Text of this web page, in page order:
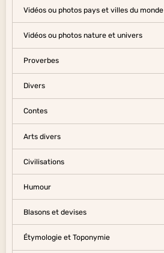
Vidéos ou photos pays et villes du monde
Vidéos ou photos nature et univers
Proverbes
Divers
Contes
Arts divers
Civilisations
Humour
Blasons et devises
Étymologie et Toponymie